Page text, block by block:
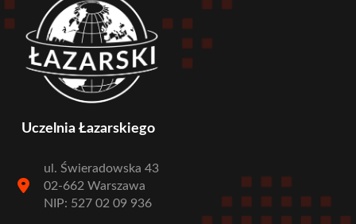
Uczelnia Łazarskiego
ul. Świeradowska 43
02-662 Warszawa
NIP: 527 02 09 936